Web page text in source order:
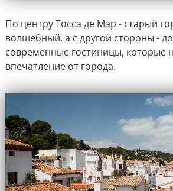
По центру Тосса де Мар - старый
волшебный, а с другой стороны -
современные гостиницы, которые
впечатление от города.